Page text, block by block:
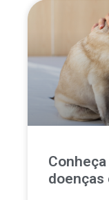
doenças